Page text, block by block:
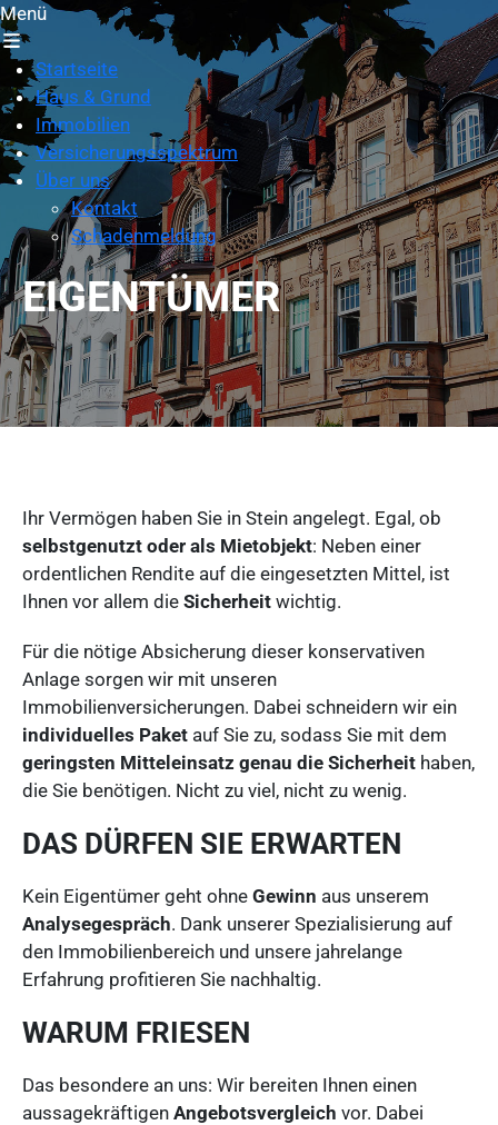
Menü
Startseite
Haus & Grund
Immobilien
Versicherungsspektrum
Über uns
Kontakt
Schadenmeldung
EIGENTÜMER
Ihr Vermögen haben Sie in Stein angelegt. Egal, ob
selbstgenutzt oder als Mietobjekt: Neben einer
ordentlichen Rendite auf die eingesetzten Mittel, ist
Ihnen vor allem die Sicherheit wichtig.
Für die nötige Absicherung dieser konservativen
Anlage sorgen wir mit unseren
Immobilienversicherungen. Dabei schneidern wir ein
individuelles Paket auf Sie zu, sodass Sie mit dem
geringsten Mitteleinsatz genau die Sicherheit haben,
die Sie benötigen. Nicht zu viel, nicht zu wenig.
DAS DÜRFEN SIE ERWARTEN
Kein Eigentümer geht ohne Gewinn aus unserem
Analysegespräch. Dank unserer Spezialisierung auf
den Immobilienbereich und unsere jahrelange
Erfahrung profitieren Sie nachhaltig.
WARUM FRIESEN
Das besondere an uns: Wir bereiten Ihnen einen
aussagekräftigen Angebotsvergleich vor. Dabei